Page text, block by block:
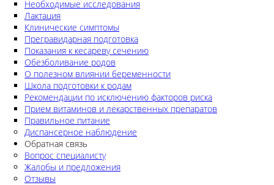
Необходимые исследования
Лактация
Клинические симптомы
Прегравидарная подготовка
Показания к кесареву сечению
Обезболивание родов
О полезном влиянии беременности
Школа подготовки к родам
Рекомендации по исключению факторов риска
Прием витаминов и лекарственных препаратов
Правильное питание
Диспансерное наблюдение
Обратная связь
Вопрос специалисту
Жалобы и предложения
Отзывы